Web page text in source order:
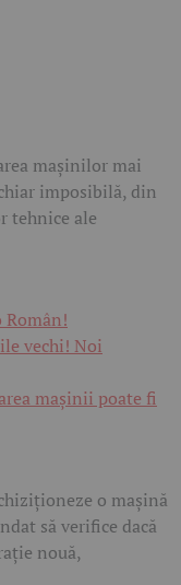
mașinilor mai
imposibilă, din
tehnice ale
vechi! Noi
mașinii poate fi
o mașină
să verifice dacă
nouă,